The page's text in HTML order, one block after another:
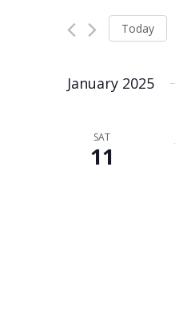
Navigation
Events
by
Today
January 2025
SAT
11